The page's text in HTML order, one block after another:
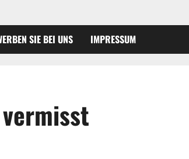
SIE BEI UNS IMPRESSUM